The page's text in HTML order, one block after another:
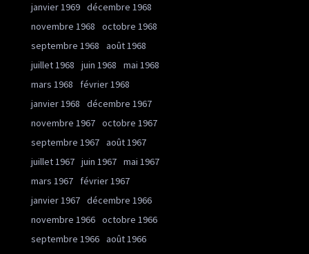
janvier 1969 décembre 1968
novembre 1968
octobre 1968
septembre 1968
août 1968
juillet 1968
juin 1968
mai 1968
mars 1968
février 1968
janvier 1968
décembre 1967
novembre 1967 octobre 1967
septembre 1967 août 1967
juillet 1967 juin 1967 mai 1967
mars 1967
février 1967
janvier 1967 décembre 1966
novembre 1966 octobre 1966
septembre 1966 août 1966